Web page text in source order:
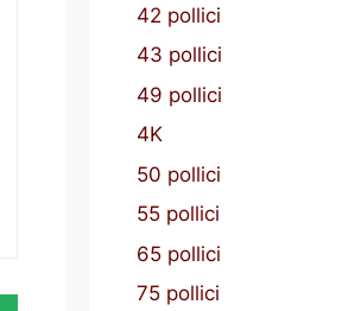
42 pollici
43 pollici
49 pollici
4K
50 pollici
55 pollici
65 pollici
75 pollici